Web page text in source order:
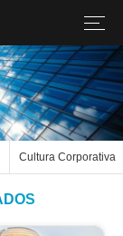
Cultura Corporativa